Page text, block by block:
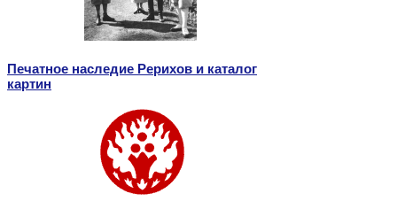
Печатное наследие Рерихов и каталог
картин